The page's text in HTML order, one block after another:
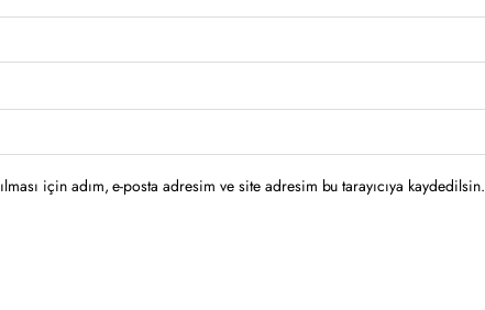
için adım, e-posta adresim ve site adresim bu tarayıcıya kaydedilsin.